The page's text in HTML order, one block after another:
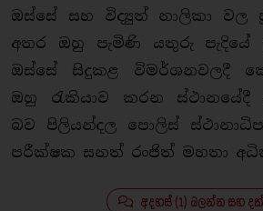
ඔස්සේ සහ විද්‍යුත් නාලිකා වල
අතර ඔහු පැමිණි යතුරු පැදියේ
ඔස්සේ සිදුකළ විමර්ශනවලදී
ඔහු රැකියාව කරන
බව පිලියන්දල පොලිස්
පරීක්ෂක සනත් රංජිත් මහතා
අදහස් (1) බලන්න සහ